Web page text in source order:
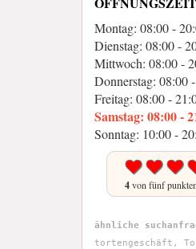
Montag: 08:00 -
Dienstag: 08:00 -
Mittwoch: 08:00 -
Donnerstag: 08:00
Freitag: 08:00 -
Samstag: 08:00 -
Sonntag: 10:00 -
4von fünf
ähnliche
tortengeschäft,